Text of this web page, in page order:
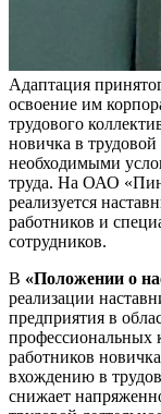
Адаптация
освоение им
трудового
новичка в
необходимыми
труда. На ОАО
реализуется
работников и
сотрудников.
В «Положении о
реализации
предприятия в
профессиональных
работников
вхождению в
снижает